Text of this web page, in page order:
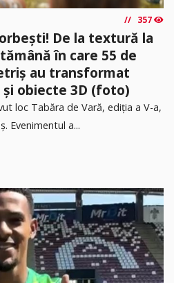
357
De la textură la
în care 55 de
au transformat
obiecte 3D (foto)
loc Tabăra de Vară, ediția a V-a,
Evenimentul a...